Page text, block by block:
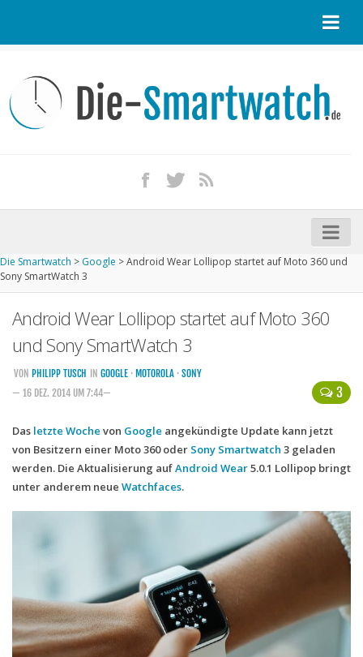
Kontakt / Tipp geben
Impressum
iPhone kaufen
Startseite
Kommende Smartwatches
Marken und Modelle
Handytarife
Smartphonetarife
Datentarife
Datentarife
Flatrate-Prepaidtarife
Mobilfunk-Vergleichsrechner
Die Smartwatch > Google >Android Wear Lollipop startet auf Moto 360 und
Sony SmartWatch 3
Android Wear Lollipop startet auf Moto 360
und Sony SmartWatch 3
3
VON PHILIPP TUSCH IN GOOGLE · MOTOROLA · SONY
— 16 DEZ. 2014 UM 7:44—
Das letzte Woche von Google angekündigte Update kann jetzt
von Besitzern einer Moto 360 oder Sony Smartwatch 3 geladen
werden. Die Aktualisierung aufAndroid Wear5.0.1 Lollipop bringt
unter anderem neue Watchfaces.